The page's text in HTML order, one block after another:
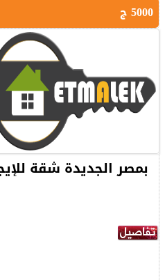
5000 ج
بمصر الجديدة شقة للإيجار